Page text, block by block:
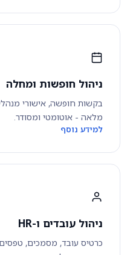
ניהול חופשות ומחלה
בקשות חופשה, אישורי
מלאה - אוטומטי ומסודר.
למידע נוסף
ניהול עובדים ו-HR
כרטיס עובד, מסמכים,